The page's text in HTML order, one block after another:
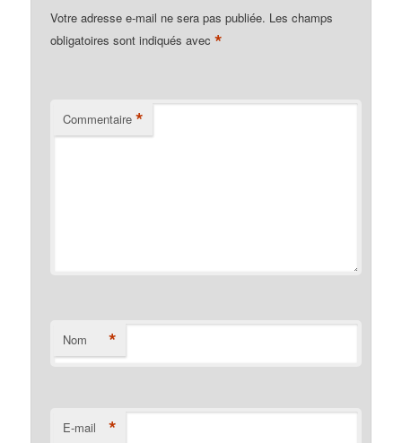
Votre adresse e-mail ne sera pas publiée. Les champs
obligatoires sont indiqués avec*
Commentaire *
Nom *
E-mail *